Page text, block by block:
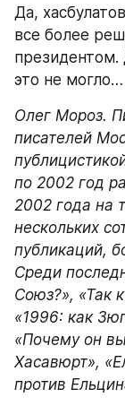
Да,
все более
президентом.
это не могло…
Олег Мороз.
писателей
по 2002 год
2002 года на
нескольких
публикаций,
Среди
Союз?», «Так
«1996: как
«Почему он
Хасавюрт»,
против